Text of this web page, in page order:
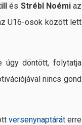
és Strébl Noémiaz
U16-osok között lett
úgy döntött, folytatja
nincs gond
versenynaptáráterre